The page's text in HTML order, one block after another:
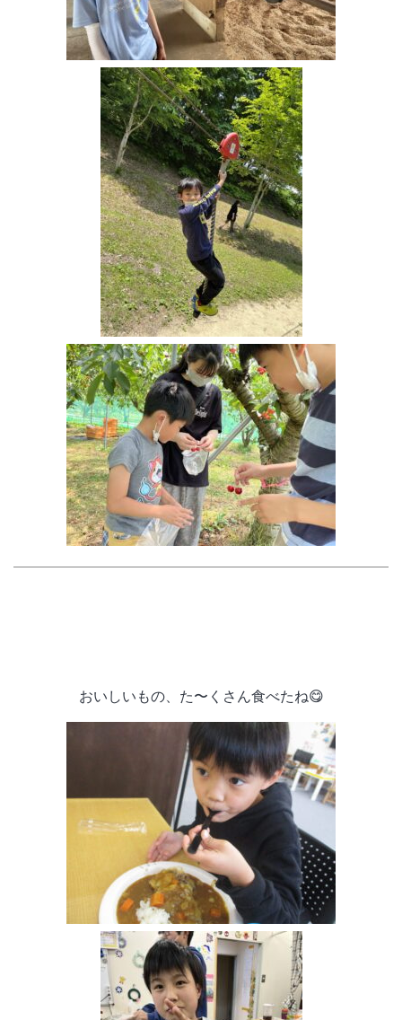
おいしいもの、た〜くさん食べたね😋